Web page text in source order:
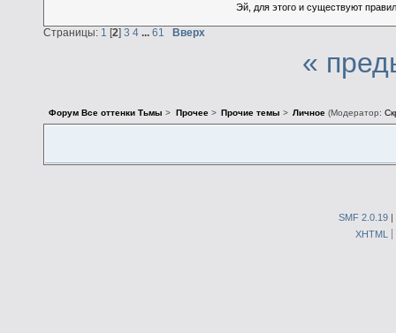
Эй, для этого и существуют
Страницы: 1 [2] 3 4 ... 61 Вверх
«
Форум Все оттенки Тьмы > Прочее> Прочие темы > Личное(Модератор:
SMF 2.0.19 |
XHTML